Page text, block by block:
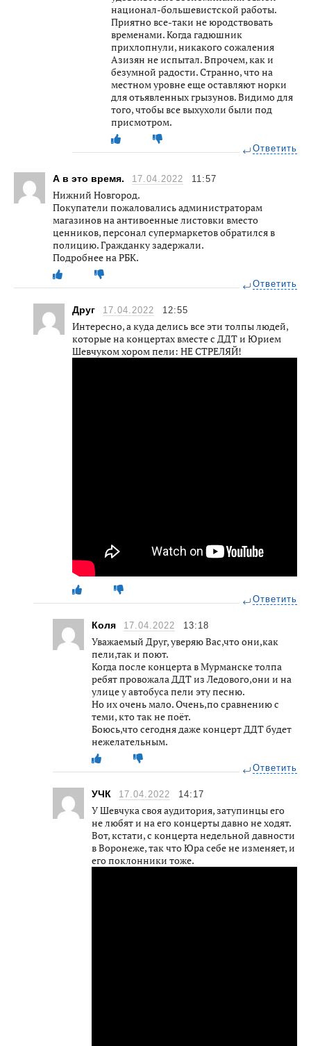
национал-большевистской работы.
Приятно все-таки не юродствовать
временами. Когда гадюшник
прихлопнули, никакого сожаления
Азизян не испытал. Впрочем, как и
безумной радости. Странно, что на
местном уровне еще оставляют норки
для отьявленных грызунов. Видимо для
того, чтобы все выхухоли были под
присмотром.
Ответить
А в это время. 17.04.2022 11:57
Нижний Новгород.
Покупатели пожаловались администраторам
магазинов на антивоенные листовки вместо
ценников, персонал супермаркетов обратился в
полицию. Гражданку задержали.
Подробнее на РБК.
Ответить
Друг 17.04.2022 12:55
Интересно, а куда делись все эти толпы людей,
которые на концертах вместе с ДДТ и Юрием
Шевчуком хором пели: НЕ СТРЕЛЯЙ!
Ответить
Коля 17.04.2022 13:18
Уважаемый Друг, уверяю Вас,что они,как
пели,так и поют.
Когда после концерта в Мурманске толпа
ребят провожала ДДТ из Ледового,они и на
улице у автобуса пели эту песню.
Но их очень мало. Очень,по сравнению с
теми, кто так не поёт.
Боюсь,что сегодня даже концерт ДДТ будет
нежелательным.
Ответить
УЧК 17.04.2022 14:17
У Шевчука своя аудитория, затупинцы его
не любят и на его концерты давно не ходят.
Вот, кстати, с концерта недельной давности
в Воронеже, так что Юра себе не изменяет, и
его поклонники тоже.